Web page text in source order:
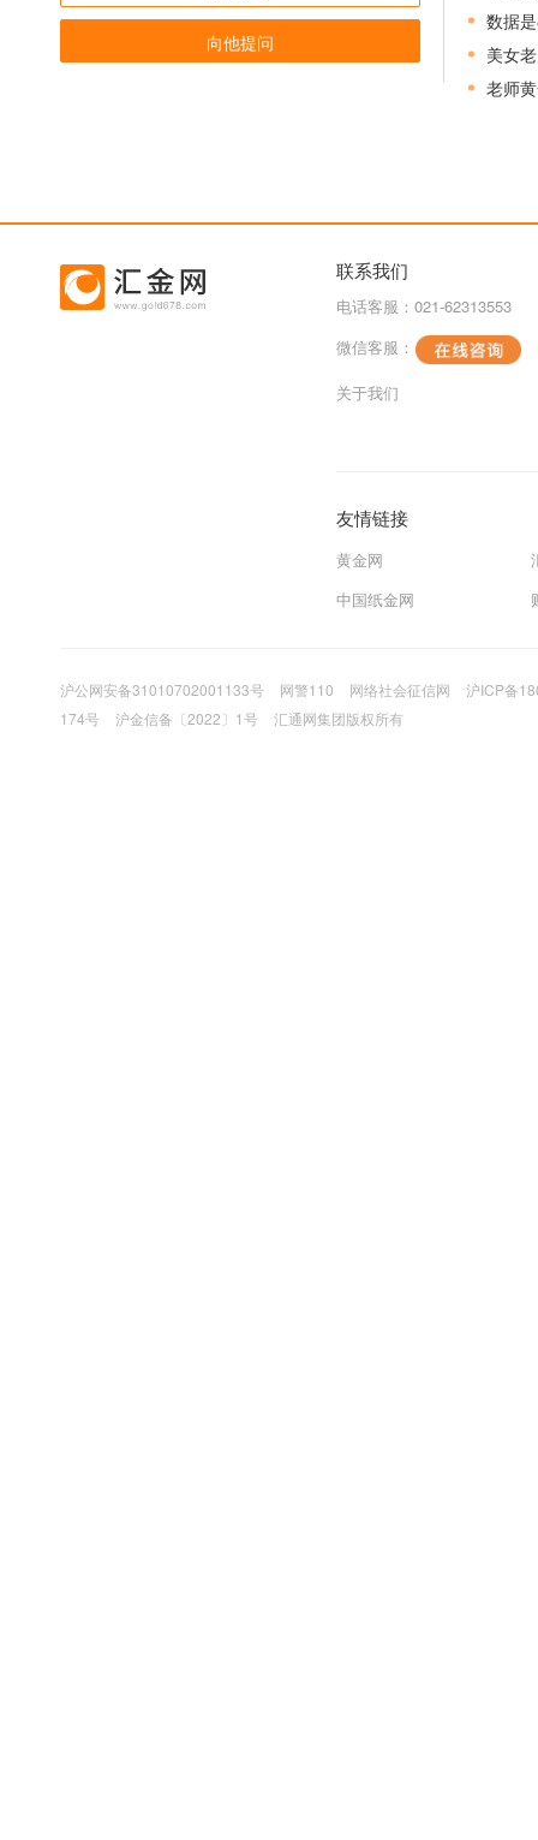
向他提问
数据
美女
老师
联系我们
电话客服：021-62313553
微信客服：
关于我们
友情链接
黄金网
中国纸金网
沪公网安备31010702001133号 网警110 网络社会征信网
沪ICP备
174号
沪金信备〔2022〕1号 汇通网集团版权所有